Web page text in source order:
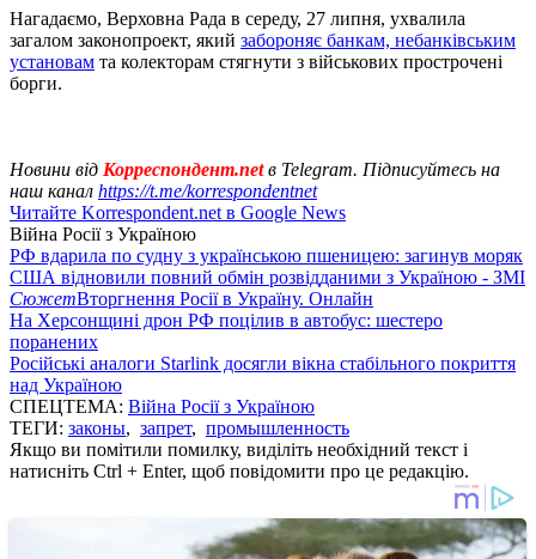
Нагадаємо, Верховна Рада в середу, 27 липня, ухвалила
загалом законопроект, який забороняє банкам, небанківським
установам та колекторам стягнути з військових прострочені
борги.
Новини від Корреспондент.netв Telegram. Підписуйтесь на
наш канал https://t.me/korrespondentnet
Читайте Korrespondent.net в Google News
Війна Росії з Україною
РФ вдарила по судну з українською пшеницею: загинув моряк
США відновили повний обмін розвідданими з Україною - ЗМІ
СюжетВторгнення Росії в Україну. Онлайн
На Херсонщині дрон РФ поцілив в автобус: шестеро
поранених
Російські аналоги Starlink досягли вікна стабільного покриття
над Україною
СПЕЦТЕМА: Війна Росії з Україною
ТЕГИ: законы, запрет, промышленность
Якщо ви помітили помилку, виділіть необхідний текст і
натисніть Ctrl + Enter, щоб повідомити про це редакцію.